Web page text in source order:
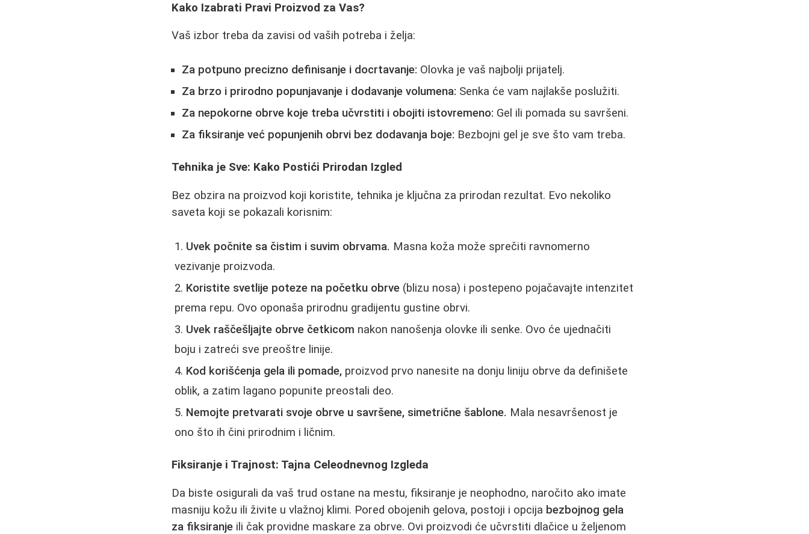
Kako Izabrati Pravi Proizvod za Vas?
Vaš izbor treba da zavisi od vaših potreba i želja:
Za potpuno precizno definisanje i docrtavanje: Olovka je vaš najbolji prijatelj.
Za brzo i prirodno popunjavanje i dodavanje volumena: Senka će vam najlakše poslužiti.
Za nepokorne obrve koje treba učvrstiti i obojiti istovremeno: Gel ili pomada su savršeni.
Za fiksiranje već popunjenih obrvi bez dodavanja boje: Bezbojni gel je sve što vam treba.
Tehnika je Sve: Kako Postići Prirodan Izgled
Bez obzira na proizvod koji koristite, tehnika je ključna za prirodan rezultat. Evo nekoliko
saveta koji se pokazali korisnim:
Uvek počnite sa čistim i suvim obrvama. Masna koža može sprečiti ravnomerno
vezivanje proizvoda.
Koristite svetlije poteze na početku obrve (blizu nosa) i postepeno pojačavajte intenzitet
prema repu. Ovo oponaša prirodnu gradijentu gustine obrvi.
Uvek raščešljajte obrve četkicom nakon nanošenja olovke ili senke. Ovo će ujednačiti
boju i zatreći sve preoštre linije.
Kod korišćenja gela ili pomade, proizvod prvo nanesite na donju liniju obrve da definišete
oblik, a zatim lagano popunite preostali deo.
Nemojte pretvarati svoje obrve u savršene, simetrične šablone. Mala nesavršenost je
ono što ih čini prirodnim i ličnim.
Fiksiranje i Trajnost: Tajna Celeodnevnog Izgleda
Da biste osigurali da vaš trud ostane na mestu, fiksiranje je neophodno, naročito ako imate
masniju kožu ili živite u vlažnoj klimi. Pored obojenih gelova, postoji i opcija bezbojnog gela
za fiksiranje ili čak providne maskare za obrve. Ovi proizvodi će učvrstiti dlačice u željenom